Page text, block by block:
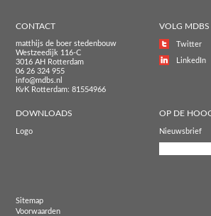
CONTACT
matthijs de boer stedenbouw
Westzeedijk 116-C
3016 AH Rotterdam
06 26 324 955
info@mdbs.nl
KvK Rotterdam: 81554966
VOLG MDBS
Twitter
LinkedIn
DOWNLOADS
Logo
OP DE
Nieuwsbrief
Sitemap
Voorwaarden